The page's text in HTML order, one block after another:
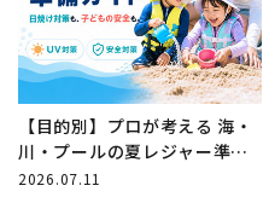
【目的別】プロが考える 海・
川・プールの夏レジャー準備
ガイド
2026.07.11